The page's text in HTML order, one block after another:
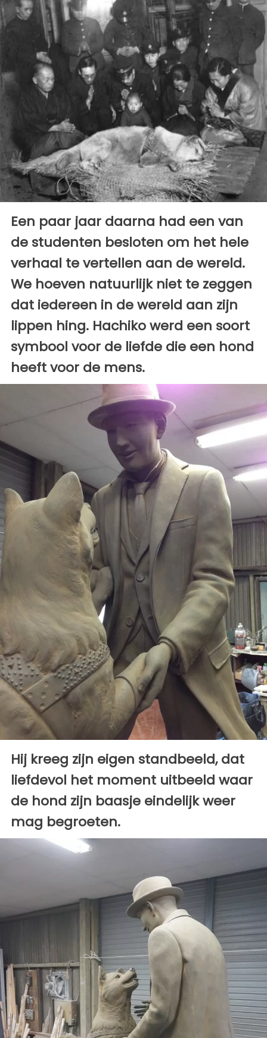
Een paar jaar daarna had een van
de studenten besloten om het hele
verhaal te vertellen aan de wereld.
We hoeven natuurlijk niet te zeggen
dat iedereen in de wereld aan zijn
lippen hing. Hachiko werd een soort
symbool voor de liefde die een hond
heeft voor de mens.
Hij kreeg zijn eigen standbeeld, dat
liefdevol het moment uitbeeld waar
de hond zijn baasje eindelijk weer
mag begroeten.